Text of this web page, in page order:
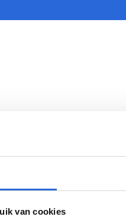
van cookies
6)